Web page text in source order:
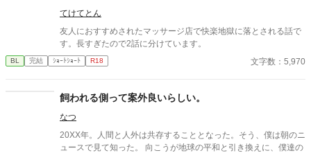
てけてとん
友人におすすめされたマッサージ店で快楽地獄に落とされる話で
す。長すぎたので2話に分けています。
BL 完結 ｼｮｰﾄｼｮｰﾄ R18 文字数：5,970
飼われる側って案外良いらしい。
なつ
20XX年。人間と人外は共存することとなった。そう、僕は朝のニ
ュースで見て知った。 向こうが地球の平和と引き換えに、僕達の